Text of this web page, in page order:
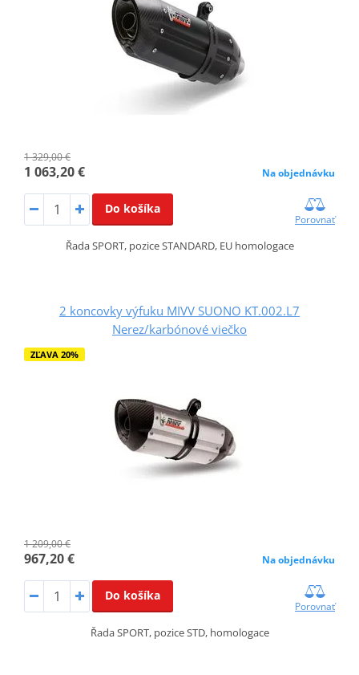
1 329,00 €
1 063,20 € Na objednávku
Do košíka
Porovnať
Řada SPORT, pozice STANDARD, EU homologace
2 koncovky výfuku MIVV SUONO KT.002.L7
Nerez/karbónové viečko
ZĽAVA 20%
1 209,00 €
967,20 € Na objednávku
Do košíka
Porovnať
Řada SPORT, pozice STD, homologace